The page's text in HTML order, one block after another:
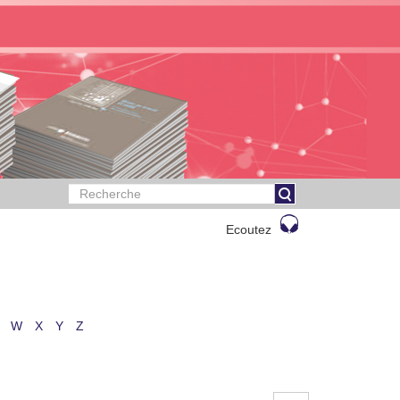
Ecoutez
W X Y Z